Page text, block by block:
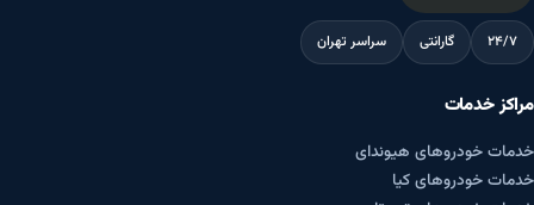
۲۴/۷ گارانتی سراسر تهران
مراکز خدمات
خدمات خودروهای هیوندای
خدمات خودروهای کیا